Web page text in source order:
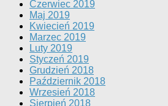
Czerwiec 2019
Maj 2019
Kwiecień 2019
Marzec 2019
Luty 2019
Styczeń 2019
Grudzień 2018
Październik 2018
Wrzesień 2018
Sierpień 2018